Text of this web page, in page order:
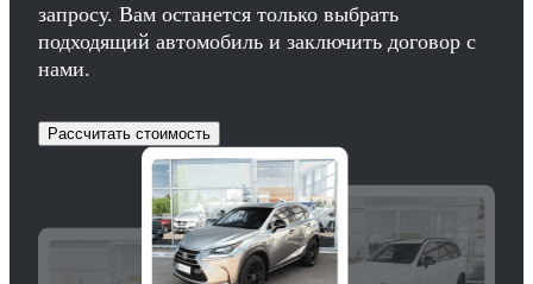
запросу. Вам останется только выбрать
подходящий автомобиль и заключить договор с
нами.
Рассчитать стоимость